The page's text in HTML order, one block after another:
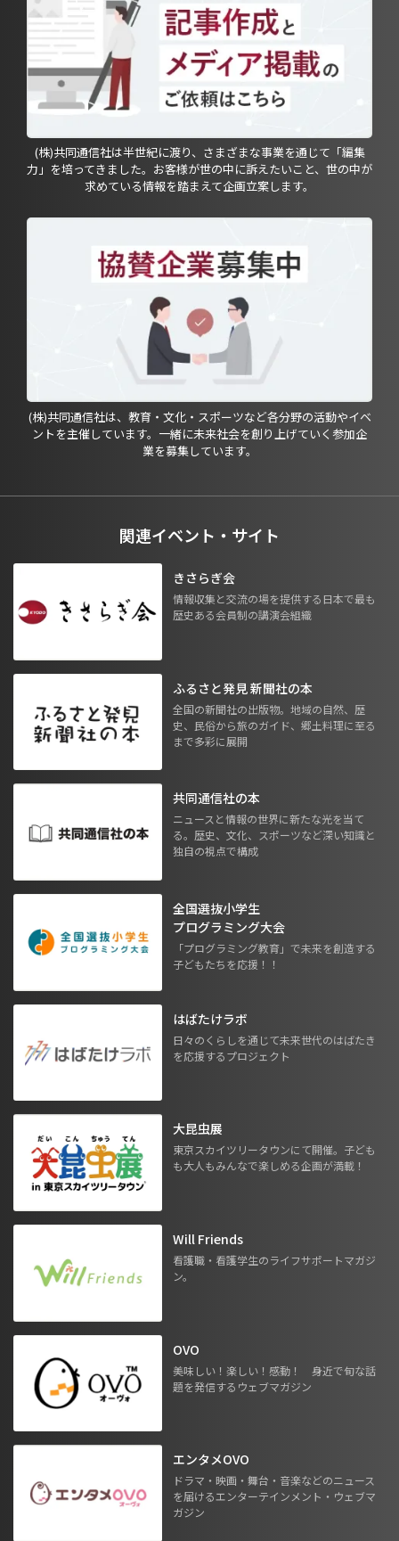
(株)共同通信社は半世紀に渡り、さまざまな事業を通じて「編集
力」を培ってきました。お客様が世の中に訴えたいこと、世の中が
求めている情報を踏まえて企画立案します。
(株)共同通信社は、教育・文化・スポーツなど各分野の活動やイベ
ントを主催しています。一緒に未来社会を創り上げていく参加企
業を募集しています。
関連イベント・サイト
きさらぎ会
情報収集と交流の場を提供する日本で最も
歴史ある会員制の講演会組織
ふるさと発見 新聞社の本
全国の新聞社の出版物。地域の自然、歴
史、民俗から旅のガイド、郷土料理に至る
まで多彩に展開
共同通信社の本
ニュースと情報の世界に新たな光を当て
る。歴史、文化、スポーツなど深い知識と
独自の視点で構成
全国選抜小学生
プログラミング大会
「プログラミング教育」で未来を創造する
子どもたちを応援！！
はばたけラボ
日々のくらしを通じて未来世代のはばたき
を応援するプロジェクト
大昆虫展
東京スカイツリータウンにて開催。子ども
も大人もみんなで楽しめる企画が満載！
Will Friends
看護職・看護学生のライフサポートマガジ
ン。
OVO
美味しい！楽しい！感動！ 身近で旬な話
題を発信するウェブマガジン
エンタメOVO
ドラマ・映画・舞台・音楽などのニュース
を届けるエンターテインメント・ウェブマ
ガジン